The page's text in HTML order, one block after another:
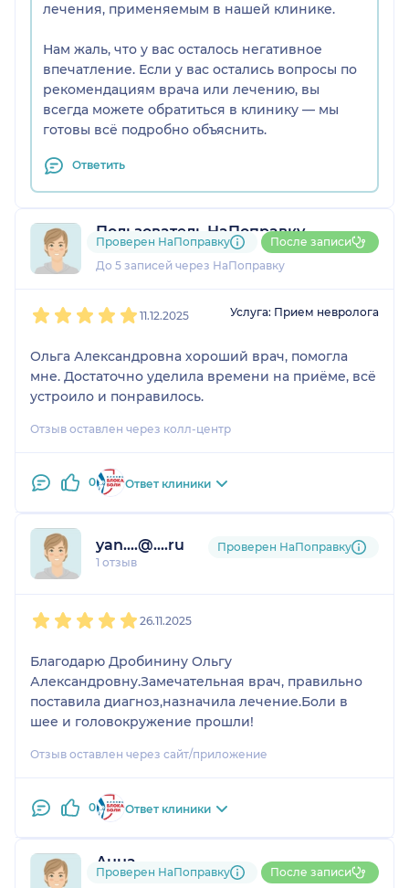
лечения, применяемым в нашей клинике.
Нам жаль, что у вас осталось негативное
впечатление. Если у вас остались вопросы по
рекомендациям врача или лечению, вы
всегда можете обратиться в клинику — мы
готовы всё подробно объяснить.
Ответить
Пользователь НаПоправку
1 отзыв
До 5 записей через НаПоправку
Проверен НаПоправку После записи
11.12.2025 Услуга: Прием невролога
Ольга Александровна хороший врач, помогла
мне. Достаточно уделила времени на приёме, всё
устроило и понравилось.
Отзыв оставлен через колл-центр
0 Ответ клиники
yan....@....ru
1 отзыв
Проверен НаПоправку
26.11.2025
Благодарю Дробинину Ольгу
Александровну.Замечательная врач, правильно
поставила диагноз,назначила лечение.Боли в
шее и головокружение прошли!
Отзыв оставлен через сайт/приложение
0 Ответ клиники
Анна
2 отзыва
Проверен НаПоправку После записи